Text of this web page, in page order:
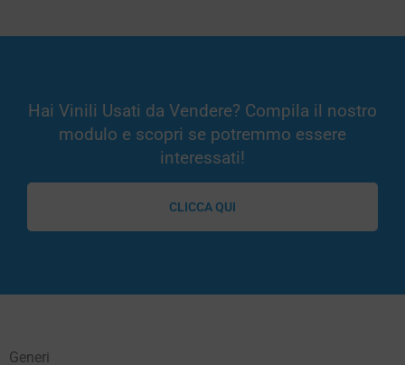
Hai Vinili Usati da Vendere? Compila il nostro
modulo e scopri se potremmo essere
interessati!
CLICCA QUI
Generi